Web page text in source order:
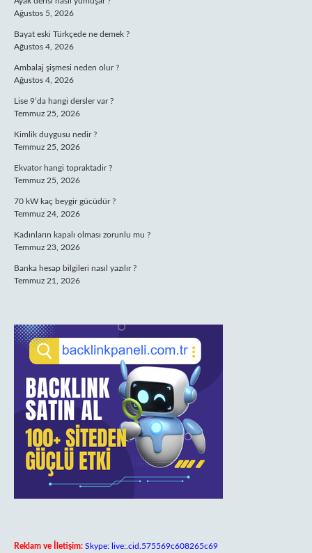
Ağustos 5, 2026
Bayat eski Türkçede ne demek ?
Ağustos 4, 2026
Ambalaj şişmesi neden olur ?
Ağustos 4, 2026
Lise 9’da hangi dersler var ?
Temmuz 25, 2026
Kimlik duygusu nedir ?
Temmuz 25, 2026
Ekvator hangi topraktadir ?
Temmuz 25, 2026
70 kW kaç beygir gücüdür ?
Temmuz 24, 2026
Kadınların kapalı olması zorunlu mu ?
Temmuz 23, 2026
Banka hesap bilgileri nasıl yazılır ?
Temmuz 21, 2026
Reklam ve İletişim: Skype: live:.cid.575569c608265c69